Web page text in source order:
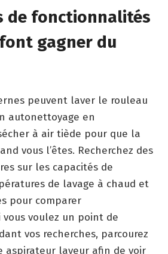
de fonctionnalités
gagner du
peuvent laver le rouleau
autonettoyage en
à air tiède pour que la
vous l’êtes. Recherchez des
sur les capacités de
de lavage à chaud et
pour comparer
voulez un point de
vos recherches, parcourez
aspirateur laveur afin de voir